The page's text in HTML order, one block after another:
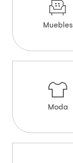
Muebles
Moda